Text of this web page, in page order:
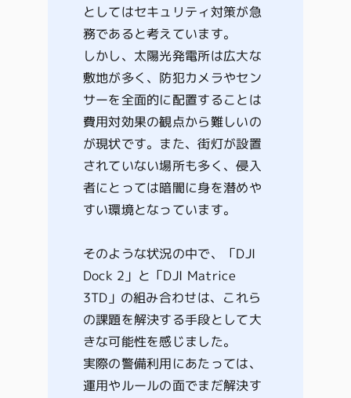
としてはセキュリティ対策が急
務であると考えています。
しかし、太陽光発電所は広大な
敷地が多く、防犯カメラやセン
サーを全面的に配置することは
費用対効果の観点から難しいの
が現状です。また、街灯が設置
されていない場所も多く、侵入
者にとっては暗闇に身を潜めや
すい環境となっています。
そのような状況の中で、「DJI
Dock 2」と「DJI Matrice
3TD」の組み合わせは、これら
の課題を解決する手段として大
きな可能性を感じました。
実際の警備利用にあたっては、
運用やルールの面でまだ解決す